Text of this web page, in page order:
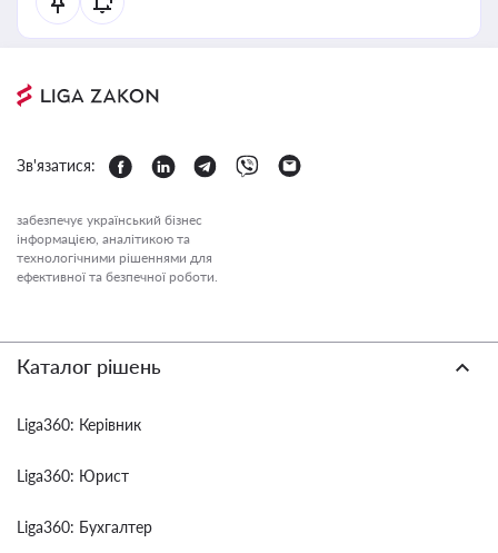
Зв'язатися:
забезпечує український бізнес
інформацією, аналітикою та
технологічними рішеннями для
ефективної та безпечної роботи.
Каталог рішень
Liga360: Керівник
Liga360: Юрист
Liga360: Бухгалтер